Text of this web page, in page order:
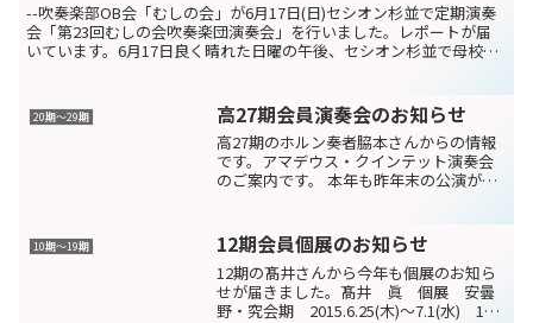
--吹奏楽部OB会「むしの会」が6月17日(日)セシオン杉並で定期演奏
会「第23回むしの会吹奏楽団演奏会」を行いました。レポートが届
いています。6月17日良く晴れた日曜の午後、セシオン杉並で母校吹
20期〜29期 高27期会員演奏会のお知らせ
高27期のホルン奏者脇本さんからの情報
です。アマデウス・クインテット演奏会
のご案内です。 本年も昨年末の公演が出
￥5000(学割はご相談ください)榎坂スタ
ジオ(...
10期〜19期 12期会員個展のお知らせ
12期の髙井さんから今年も個展のお知ら
せが届きました。髙井 眞 個展 安曇
野・究会期 2015.6.25(木)～7.1(水) 12